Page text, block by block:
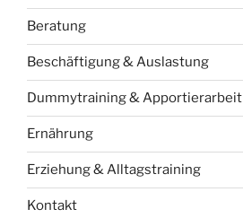
Beratung
Beschäftigung & Auslastung
Dummytraining & Apportierarbeit
Ernährung
Erziehung & Alltagstraining
Kontakt